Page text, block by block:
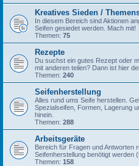
Kreatives Sieden /
In diesem Bereich sind Aktionen
Seifen gesiedet werden. Mach mit!
Themen: 75
Rezepte
Du suchst ein gutes Rezept oder
mit anderen teilen? Dann ist hier
Themen: 240
Seifenherstellung
Alles rund ums Seife herstellen.
Spezialseifen, Formen, Lagerung
hinein.
Themen: 288
Arbeitsgeräte
Bereich für Fragen und Antworten
Seifenherstellung benötigt werden
Themen: 158